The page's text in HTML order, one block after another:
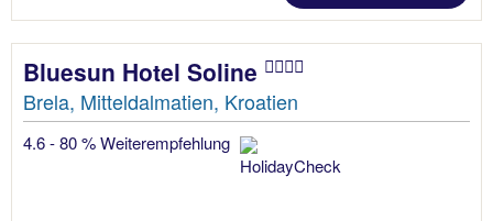
Bluesun Hotel Soline
Brela, Mitteldalmatien, Kroatien
4.6 - 80 % Weiterempfehlung